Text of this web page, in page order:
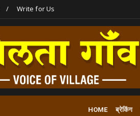
Write for Us
HOME ब्रेकिंग